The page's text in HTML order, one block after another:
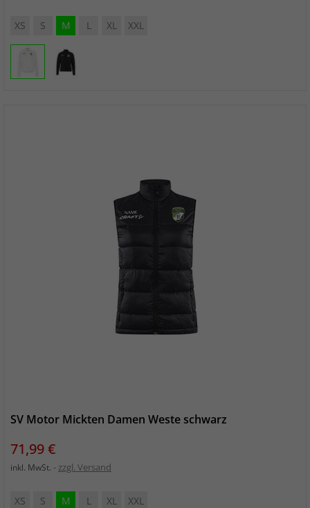
XS S M L XL XXL
SV Motor Mickten Damen Weste schwarz
Preis
71,99 €
inkl. MwSt. zzgl. Versand
XS S M L XL XXL